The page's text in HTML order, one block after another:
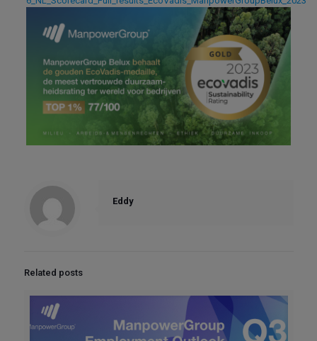
Eddy
Related posts